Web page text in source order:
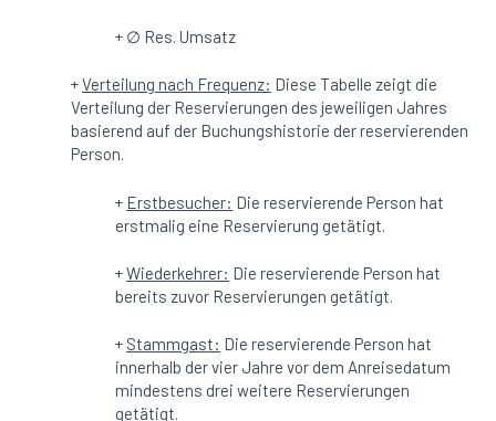
+ ∅ Res. Umsatz
+Verteilung nach Frequenz: Diese Tabelle zeigt die
Verteilung der Reservierungen des jeweiligen Jahres
basierend auf der Buchungshistorie der reservierenden
Person.
+ Erstbesucher: Die reservierende Person hat
erstmalig eine Reservierung getätigt.
+Wiederkehrer: Die reservierende Person hat
bereits zuvor Reservierungen getätigt.
+ Stammgast: Die reservierende Person hat
innerhalb der vier Jahre vor dem Anreisedatum
mindestens drei weitere Reservierungen
getätigt.